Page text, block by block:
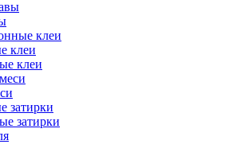
клеи
клеи
клеи
затирки
затирки